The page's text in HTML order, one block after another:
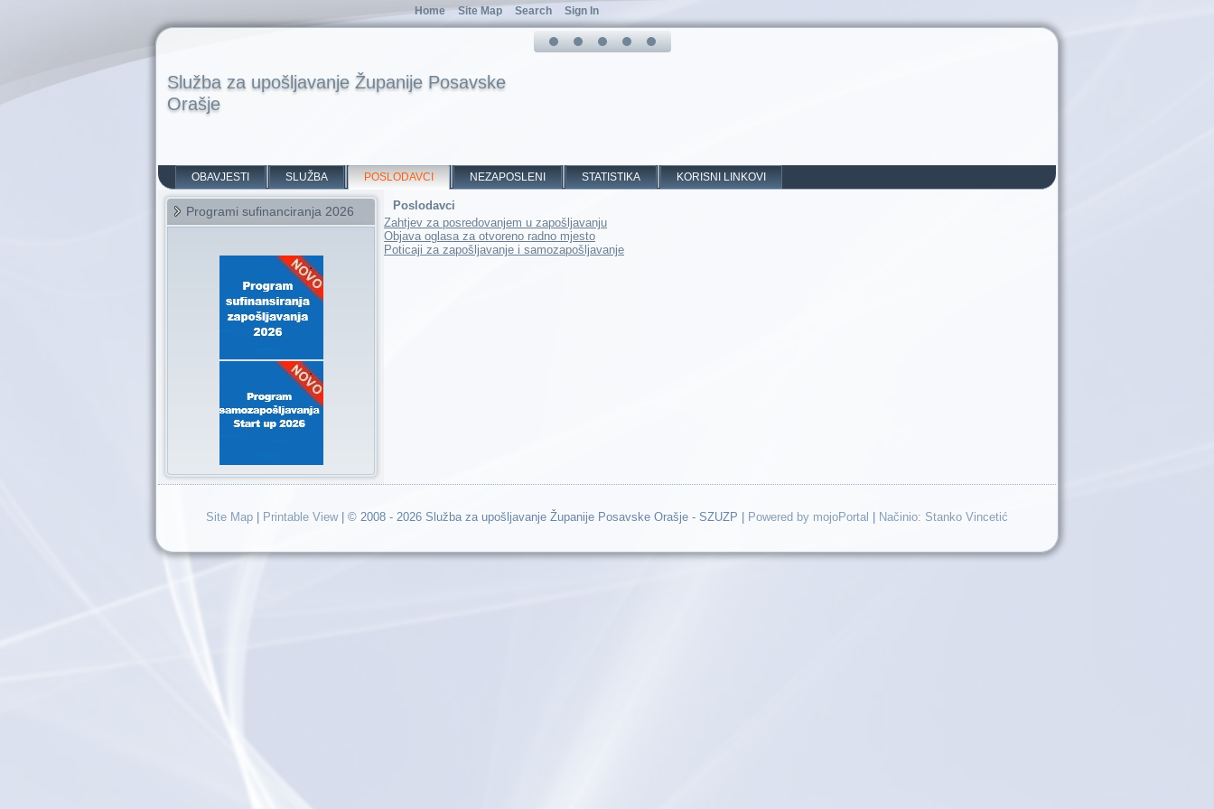
Služba za upošljavanje Županije Posavske
Orašje
OBAVJESTI SLUŽBA POSLODAVCI NEZAPOSLENI STATISTIKA KORISNI LINKOVI
Programi sufinanciranja 2026
Poslodavci
Zahtjev za posredovanjem u zapošljavanju
Objava oglasa za otvoreno radno mjesto
Poticaji za zapošljavanje i samozapošljavanje
Site Map Printable View| © 2008 - 2026 Služba za upošljavanje Županije Posavske Orašje - SZUZP | Powered by mojoPortal Načinio: Stanko Vincetić
Home Site Map Search Sign In